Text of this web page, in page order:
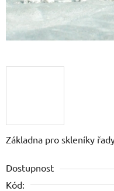
Základna pro skleníky
Dostupnost
Kód: